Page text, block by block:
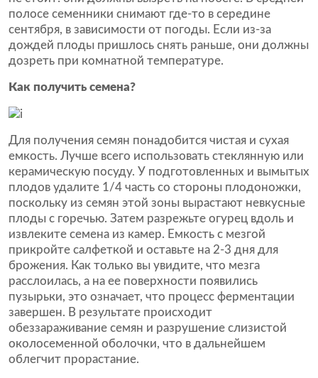
полосе семенники снимают где-то в середине
сентября, в зависимости от погоды. Если из-за
дождей плоды пришлось снять раньше, они должны
дозреть при комнатной температуре.
Как получить семена?
Для получения семян понадобится чистая и сухая
емкость. Лучше всего использовать стеклянную или
керамическую посуду. У подготовленных и вымытых
плодов удалите 1/4 часть со стороны плодоножки,
поскольку из семян этой зоны вырастают невкусные
плоды с горечью. Затем разрежьте огурец вдоль и
извлеките семена из камер. Емкость с мезгой
прикройте салфеткой и оставьте на 2-3 дня для
брожения. Как только вы увидите, что мезга
расслоилась, а на ее поверхности появились
пузырьки, это означает, что процесс ферментации
завершен. В результате происходит
обеззараживание семян и разрушение слизистой
околосеменной оболочки, что в дальнейшем
облегчит прорастание.